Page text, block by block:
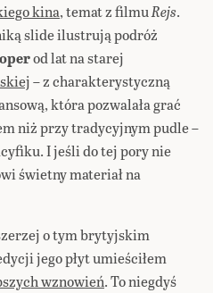
kina, temat z filmuRejs.
slide ilustrują podróż
od lat na starej
– z charakterystyczną
która pozwalała grać
niż przy tradycyjnym pudle –
I jeśli do tej pory nie
świetny materiał na
o tym brytyjskim
jego płyt umieściłem
wznowień. To niegdyś